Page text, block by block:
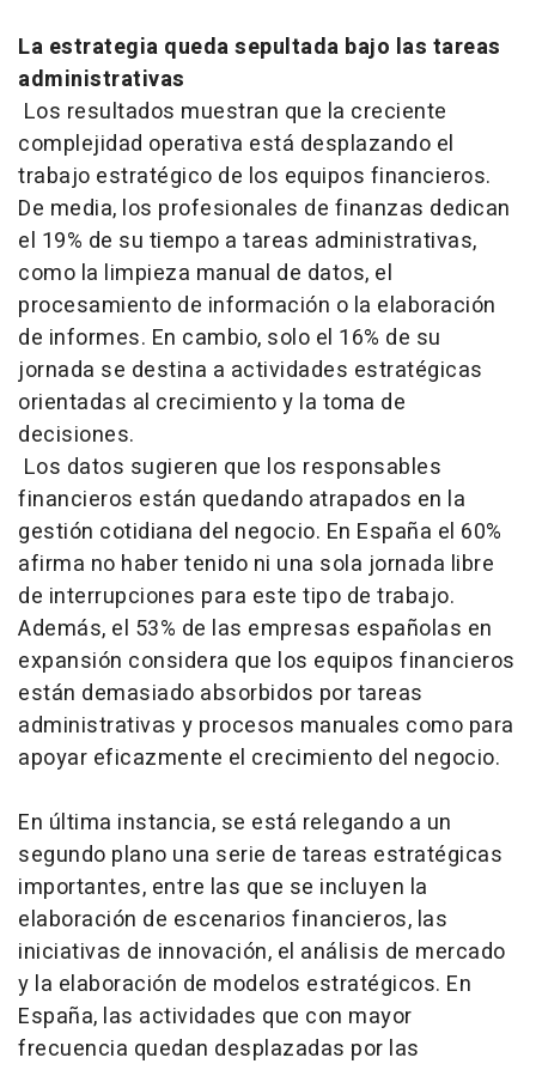
La estrategia queda sepultada bajo las tareas
administrativas
Los resultados muestran que la creciente
complejidad operativa está desplazando el
trabajo estratégico de los equipos financieros.
De media, los profesionales de finanzas dedican
el 19% de su tiempo a tareas administrativas,
como la limpieza manual de datos, el
procesamiento de información o la elaboración
de informes. En cambio, solo el 16% de su
jornada se destina a actividades estratégicas
orientadas al crecimiento y la toma de
decisiones.
Los datos sugieren que los responsables
financieros están quedando atrapados en la
gestión cotidiana del negocio. En España el 60%
afirma no haber tenido ni una sola jornada libre
de interrupciones para este tipo de trabajo.
Además, el 53% de las empresas españolas en
expansión considera que los equipos financieros
están demasiado absorbidos por tareas
administrativas y procesos manuales como para
apoyar eficazmente el crecimiento del negocio.
En última instancia, se está relegando a un
segundo plano una serie de tareas estratégicas
importantes, entre las que se incluyen la
elaboración de escenarios financieros, las
iniciativas de innovación, el análisis de mercado
y la elaboración de modelos estratégicos. En
España, las actividades que con mayor
frecuencia quedan desplazadas por las